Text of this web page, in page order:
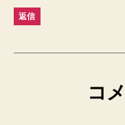
返信
コ